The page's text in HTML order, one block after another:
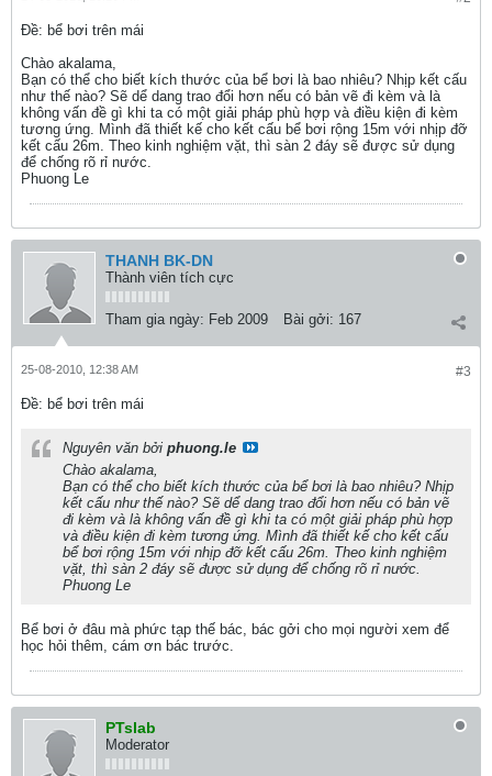
Ðề: bể bơi trên mái
Chào akalama,
Bạn có thể cho biết kích thước của bể bơi là bao nhiêu? Nhịp kết cấu
như thế nào? Sẽ dể dang trao đổi hơn nếu có bản vẽ đi kèm và là
không vấn đề gì khi ta có một giải pháp phù hợp và điều kiện đi kèm
tương ứng. Mình đã thiết kế cho kết cấu bể bơi rộng 15m với nhịp đỡ
kết cấu 26m. Theo kinh nghiệm vặt, thì sàn 2 đáy sẽ được sử dụng
để chống rõ rỉ nước.
Phuong Le
THANH BK-DN
Thành viên tích cực
Tham gia ngày: Feb 2009 Bài gởi: 167
#3
25-08-2010, 12:38 AM
Ðề: bể bơi trên mái
Nguyên văn bởi phuong.le
Chào akalama,
Bạn có thể cho biết kích thước của bể bơi là bao nhiêu? Nhịp
kết cấu như thế nào? Sẽ dể dang trao đổi hơn nếu có bản vẽ
đi kèm và là không vấn đề gì khi ta có một giải pháp phù hợp
và điều kiện đi kèm tương ứng. Mình đã thiết kế cho kết cấu
bể bơi rộng 15m với nhịp đỡ kết cấu 26m. Theo kinh nghiệm
vặt, thì sàn 2 đáy sẽ được sử dụng để chống rõ rỉ nước.
Phuong Le
Bể bơi ở đâu mà phức tạp thế bác, bác gởi cho mọi người xem để
học hỏi thêm, cám ơn bác trước.
PTslab
Moderator